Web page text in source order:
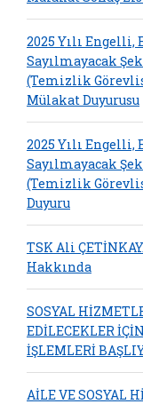
2025 Yılı
Sayılmayacak
(Temizlik
Mülakat Duyurusu
2025 Yılı
Sayılmayacak
(Temizlik
Duyuru
TSK Ali
Hakkında
SOSYAL
EDİLECEKLER
İŞLEMLERİ
AİLE VE SOSYAL